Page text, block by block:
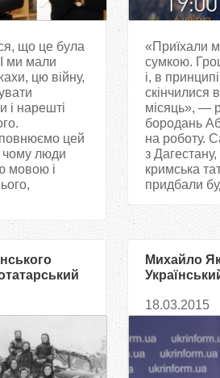
що це була
ми мали
цю війну,
і нарешті
цей
чому люди
мовою і
«Приїхали
сумкою.
і, в
скінчилися
місяць», —
бородань
на роботу.
з
кримська
придбали
Михайло
18.03.2015